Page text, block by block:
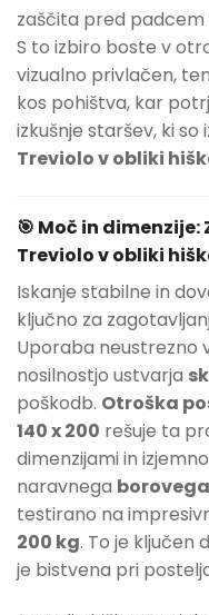
zaščita pred
S to izbiro boste v
vizualno privlačen,
kos pohištva, kar
izkušnje staršev, ki
Treviolo v obliki
🎯 Moč in
Treviolo v obliki
Iskanje stabilne in
ključno za
Uporaba neustrezno
nosilnostjo ustvarja
poškodb. Otroška
140 x 200 rešuje ta
dimenzijami in
naravnega
testirano na
200 kg. To je ključen
je bistvena pri